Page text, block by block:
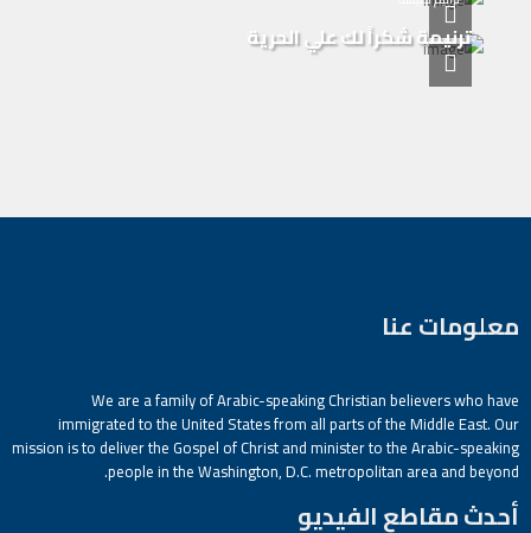
ترنيمة شكراً لك علي الحرية
معلومات عنا
We are a family of Arabic-speaking Christian believers who have
immigrated to the United States from all parts of the Middle East. Our
mission is to deliver the Gospel of Christ and minister to the Arabic-speaking
people in the Washington, D.C. metropolitan area and beyond.
أحدث مقاطع الفيديو